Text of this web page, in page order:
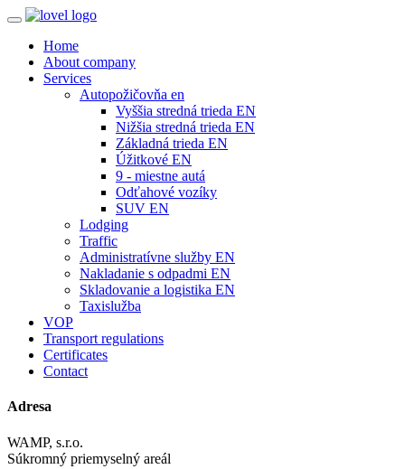
Home
About company
Services
Autopožičovňa en
Vyššia stredná trieda EN
Nižšia stredná trieda EN
Základná trieda EN
Úžitkové EN
9 - miestne autá
Odťahové vozíky
SUV EN
Lodging
Traffic
Administratívne služby EN
Nakladanie s odpadmi EN
Skladovanie a logistika EN
Taxislužba
VOP
Transport regulations
Certificates
Contact
Adresa
WAMP, s.r.o.
Súkromný priemyselný areál